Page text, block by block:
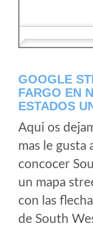
GOOGLE
FARGO EN
ESTADOS
Aqui os
mas le gusta
concocer
un mapa
con las
de South